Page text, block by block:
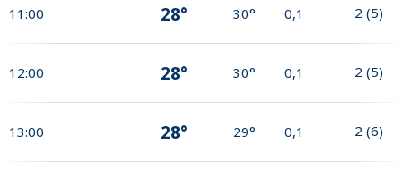
11:00 28° 30° 0,1 2 (5)
12:00 28° 30° 0,1 2 (5)
13:00 28° 29° 0,1 2 (6)